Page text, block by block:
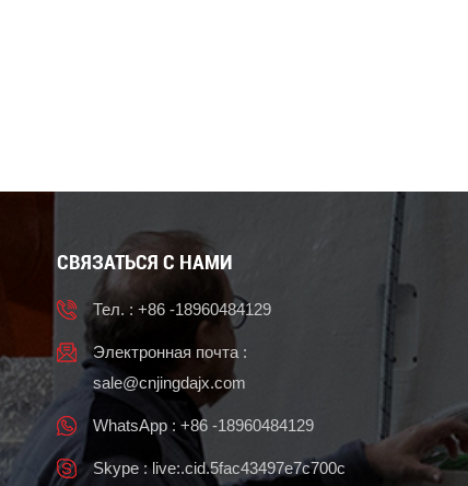
СВЯЗАТЬСЯ С НАМИ
Тел. : +86 -18960484129
Электронная почта :
sale@cnjingdajx.com
WhatsApp : +86 -18960484129
Skype : live:.cid.5fac43497e7c700c